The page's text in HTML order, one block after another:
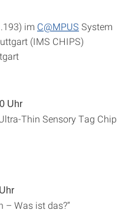
im C@MPUS System
(IMS CHIPS)
Uhr
Thin Sensory Tag Chip
– Was ist das?“